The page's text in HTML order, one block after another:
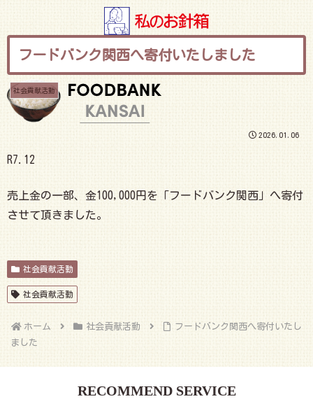
フードバンク関西へ寄付いたしました
社会貢献活動
2026.01.06
R7.12
売上金の一部、金100,000円を「フードバンク関西」へ寄付
させて頂きました。
社会貢献活動
社会貢献活動
ホーム 社会貢献活動
フードバンク関西へ寄付いたし
ました
RECOMMEND SERVICE